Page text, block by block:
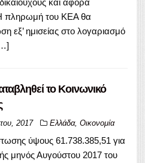
πληρωμή του ΚΕΑ θα
εξ’ ημισείας στο λογαριασμό
το Κοινωνικό
2017 Ελλάδα, Οικονομία
ύψους 61.738.385,51 για
μηνός Αυγούστου 2017 του